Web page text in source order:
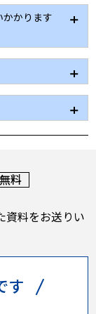
の場合２～
ります。
かります
、１カ月程
障が出る場
対応をさせ
は必要あり
していただ
無料
資料をお送りい
す